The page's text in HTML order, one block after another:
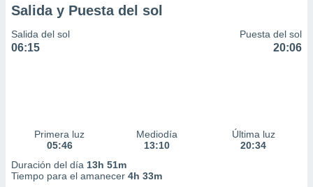
Salida y Puesta del sol
Salida del sol
06:15
Puesta del sol
20:06
Primera luz
05:46
Mediodía
13:10
Última luz
20:34
Duración del día 13h 51m
Tiempo para el amanecer 4h 33m